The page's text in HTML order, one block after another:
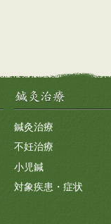
鍼灸治療
不妊治療
小児鍼
対象疾患・症状